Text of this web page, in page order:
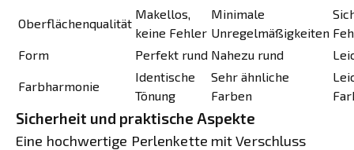
Oberflächenqualität
Makellos,
keine Fehler
Minimale
Unregelmäßigkeiten
Form
Perfekt rund Nahezu rund
Farbharmonie
Identische
Tönung
Sehr ähnliche
Farben
Sicherheit und praktische Aspekte
Eine hochwertige Perlenkette mit Verschluss